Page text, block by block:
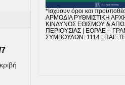
*Ισχύουν όροι και
ΑΡΜΟΔΙΑ ΡΥΘΜΙΣΤΙΚΗ ΑΡΧΗ
ΚΙΝΔΥΝΟΣ ΕΘΙΣΜΟΥ &
ΠΕΡΙΟΥΣΙΑΣ | EOPAE –
ΣΥΜΒΟΥΛΩΝ: 1114 |